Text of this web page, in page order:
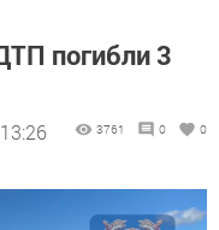
погибли 3
3761 0 0